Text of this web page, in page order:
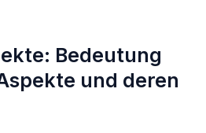
Bedeutung
und deren